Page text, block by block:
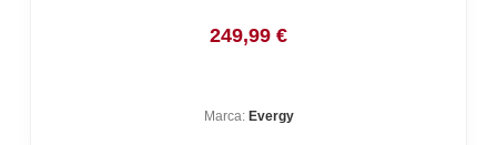
249,99 €
Marca: Evergy